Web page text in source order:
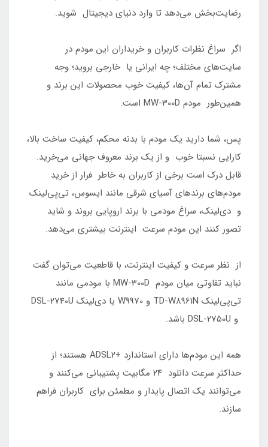
رضایت‌بخش می‌دهد تا وارد دنیای دیجیتال شوید.
اگر سراغ نظرات کاربران و خریداران این مودم در
سایت‌های مختلف؛ چه ایرانی یا خارجی بروید؛ وجه
مشترک تمام آن‌ها، کیفیت خوب محصولات این برند و
همین‌طور مودم MW-300D است.
پس، شما دارید یک مودم با بدنه محکم، کیفیت ساخت بالا،
کارایی نسبتا خوب و از یک برند معروف جهانی می‌خرید.
قابل درک است برخی از کاربران به خاطر فرار از خرید
مودم‌های برندهای آسیای شرقی مانند ایسوس، تی‌پی‌لینک
و دی‌لینک، سراغ مودمی با برند اروپایی بروند و شاید
تصور کنند این مودم سرعت اینترنت بیشتری می‌دهد.
از نظر سرعت و کیفیت اینترنت، با قاطعیت می‌توان گفت
نباید تفاوتی میان مودم MW-300D با مودمی مانند
تی‌پی‌لینک TD-W8961N و W9970 یا دی‌لینک DSL-2740U
و DSL-2750U باشد.
همه این مودم‌ها دارای استاندارد +ADSL2 هستند؛ از
حداکثر سرعت دانلود ۲۴ مگابیت پشتیبانی می‌کنند و
می‌توانند یک اتصال پایدار و مطمئن برای کاربران فراهم
سازند.